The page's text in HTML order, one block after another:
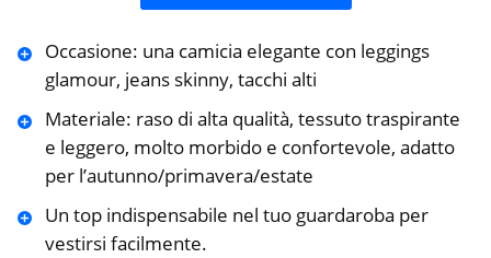
Occasione: una camicia elegante con leggings
glamour, jeans skinny, tacchi alti
Materiale: raso di alta qualità, tessuto traspirante
e leggero, molto morbido e confortevole, adatto
per l’autunno/primavera/estate
Un top indispensabile nel tuo guardaroba per
vestirsi facilmente.